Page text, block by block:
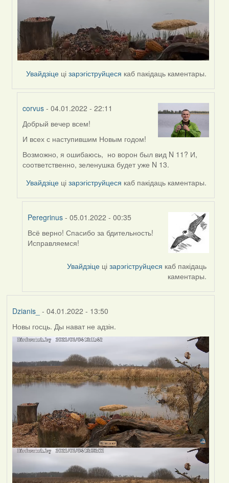
Увайдзіце цізарэгіструйцеся каб пакідаць каментары.
corvus - 04.01.2022 - 22:11
In
reply
by
Peregrinus
Добрый вечер всем!
И всех с наступившим Новым годом!
Возможно, я ошибаюсь, но ворон был вид N 11? И,
соответственно, зеленушка будет уже N 13.
Увайдзіце цізарэгіструйцеся каб пакідаць каментары.
Peregrinus- 05.01.2022 - 00:35
In
reply
Всё верно! Спасибо за бдительность!
Исправляемся!
Увайдзіце цізарэгіструйцеся каб пакідаць
каментары.
Dzianis_ - 04.01.2022 - 13:50
Новы госць. Ды нават не адзін.